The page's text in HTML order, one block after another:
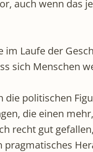
auch wenn
Laufe der
sich Menschen
politischen
die einen
recht gut